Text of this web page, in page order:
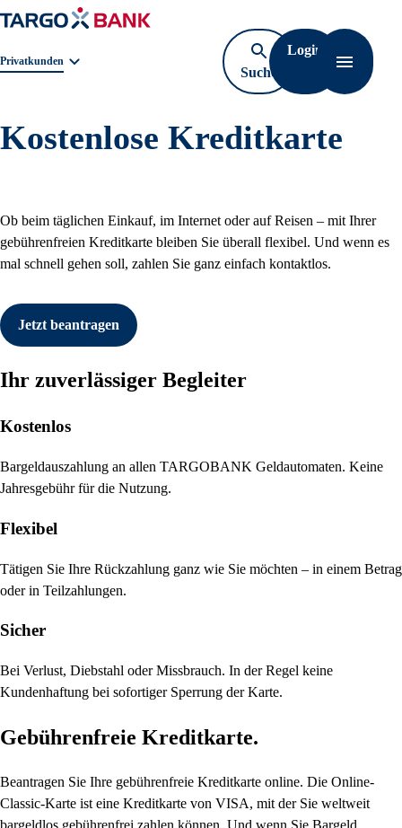
Geschäftsbereichnavigation. Aktuelle Auswahl:
Privatkunden
Suche
öffnen
Login
Kostenlose Kreditkarte
Ob beim täglichen Einkauf, im Internet oder auf Reisen – mit Ihrer
gebührenfreien Kreditkarte bleiben Sie überall flexibel. Und wenn es
mal schnell gehen soll, zahlen Sie ganz einfach kontaktlos.
Jetzt beantragen
Ihr zuverlässiger Begleiter
Kostenlos
Bargeldauszahlung an allen TARGOBANK Geldautomaten. Keine
Jahresgebühr für die Nutzung.
Flexibel
Tätigen Sie Ihre Rückzahlung ganz wie Sie möchten – in einem Betrag
oder in Teilzahlungen.
Sicher
Bei Verlust, Diebstahl oder Missbrauch. In der Regel keine
Kundenhaftung bei sofortiger Sperrung der Karte.
Gebührenfreie Kreditkarte.
Beantragen Sie Ihre gebührenfreie Kreditkarte online. Die Online-
Classic-Karte ist eine Kreditkarte von VISA, mit der Sie weltweit
bargeldlos gebührenfrei zahlen können. Und wenn Sie Bargeld